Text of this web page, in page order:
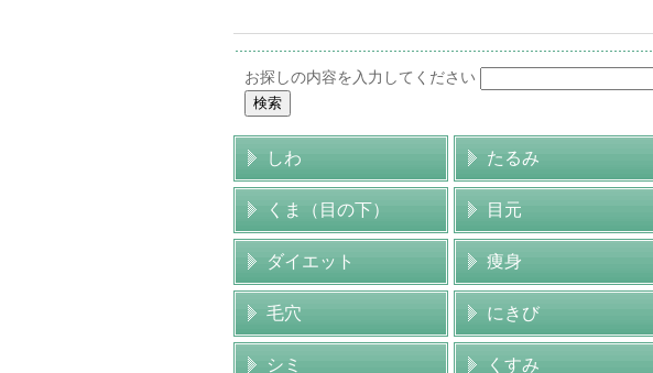
お探しの内容を入力してください
しわ たるみ
くま（目の下） 目元
ダイエット 痩身
毛穴 にきび
シミ くすみ